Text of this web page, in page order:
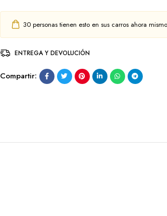
30personas tienen esto en sus carros ahora
ENTREGA Y DEVOLUCIÓN
Compartir: